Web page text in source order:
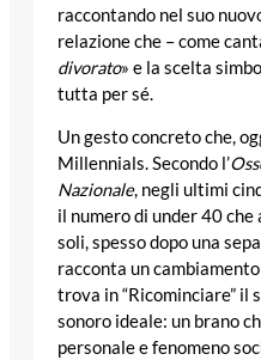
raccontando nel suo
relazione che – come
divorato» e la scelta
tutta per sé.
Un gesto concreto che,
Millennials. Secondo l’
Nazionale, negli ultimi
il numero di under 40 che
soli, spesso dopo una
racconta un
trova in “Ricominciare” il
sonoro ideale: un brano
personale e fenomeno